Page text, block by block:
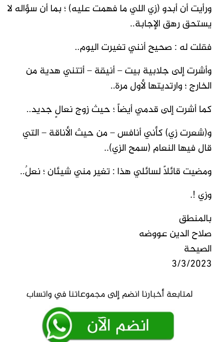
ورأيت أن أبدو (زي اللي ما فهمت عليه) ؛ بما أن سؤاله لا
يستحق رهق الإجابة..
فقلت له : صحيح أنني تغيرت اليوم..
وأشرت إلى جلابية بيت – أنيقة – أتتني هدية من
الخارج ؛ وارتديتها لأول مرة..
كما أشرت إلى قدمي أيضاً ؛ حيث زوج نعالٍ جديد..
و(شعرت زي) كأني أنافس – من حيث الأناقة – التي
قال فيها النعام (سمح الزي)..
ومضيت قائلاً لسائلي هذا : تغير مني شيئان ؛ نعلٌ..
وزي !.
بالمنطق
صلاح الدين عووضه
الصيحة
3/3/2023